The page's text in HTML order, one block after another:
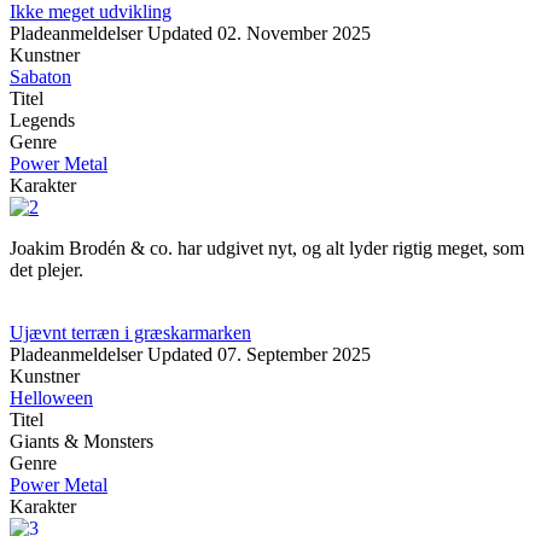
Ikke meget udvikling
Pladeanmeldelser Updated 02. November 2025
Kunstner
Sabaton
Titel
Legends
Genre
Power Metal
Karakter
Joakim Brodén & co. har udgivet nyt, og alt lyder rigtig meget, som
det plejer.
Ujævnt terræn i græskarmarken
Pladeanmeldelser Updated 07. September 2025
Kunstner
Helloween
Titel
Giants & Monsters
Genre
Power Metal
Karakter